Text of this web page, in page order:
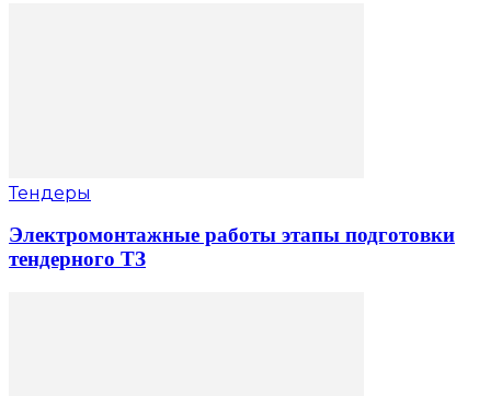
Тендеры
Электромонтажные работы этапы подготовки
тендерного ТЗ